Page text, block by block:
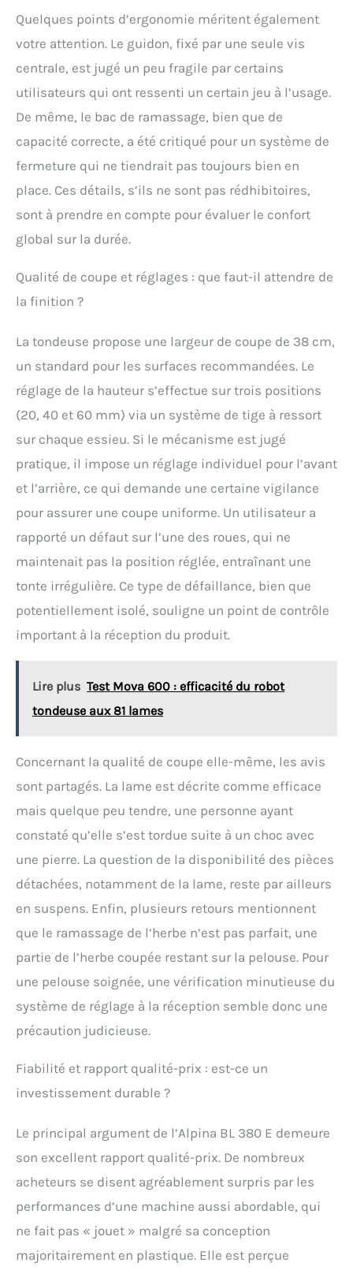
Quelques points d’ergonomie méritent également
votre attention. Le guidon, fixé par une seule vis
centrale, est jugé un peu fragile par certains
utilisateurs qui ont ressenti un certain jeu à l’usage.
De même, le bac de ramassage, bien que de
capacité correcte, a été critiqué pour un système de
fermeture qui ne tiendrait pas toujours bien en
place. Ces détails, s’ils ne sont pas rédhibitoires,
sont à prendre en compte pour évaluer le confort
global sur la durée.
Qualité de coupe et réglages : que faut-il attendre de
la finition ?
La tondeuse propose une largeur de coupe de 38 cm,
un standard pour les surfaces recommandées. Le
réglage de la hauteur s’effectue sur trois positions
(20, 40 et 60 mm) via un système de tige à ressort
sur chaque essieu. Si le mécanisme est jugé
pratique, il impose un réglage individuel pour l’avant
et l’arrière, ce qui demande une certaine vigilance
pour assurer une coupe uniforme. Un utilisateur a
rapporté un défaut sur l’une des roues, qui ne
maintenait pas la position réglée, entraînant une
tonte irrégulière. Ce type de défaillance, bien que
potentiellement isolé, souligne un point de contrôle
important à la réception du produit.
Lire plus Test Mova 600 : efficacité du robot
tondeuse aux 81 lames
Concernant la qualité de coupe elle-même, les avis
sont partagés. La lame est décrite comme efficace
mais quelque peu tendre, une personne ayant
constaté qu’elle s’est tordue suite à un choc avec
une pierre. La question de la disponibilité des pièces
détachées, notamment de la lame, reste par ailleurs
en suspens. Enfin, plusieurs retours mentionnent
que le ramassage de l’herbe n’est pas parfait, une
partie de l’herbe coupée restant sur la pelouse. Pour
une pelouse soignée, une vérification minutieuse du
système de réglage à la réception semble donc une
précaution judicieuse.
Fiabilité et rapport qualité-prix : est-ce un
investissement durable ?
Le principal argument de l’Alpina BL 380 E demeure
son excellent rapport qualité-prix. De nombreux
acheteurs se disent agréablement surpris par les
performances d’une machine aussi abordable, qui
ne fait pas « jouet » malgré sa conception
majoritairement en plastique. Elle est perçue